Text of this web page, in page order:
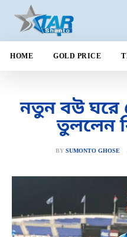
HOME GOLD PRICE
নতুন বউ ঘরে
তুললেন
BY SUMONTO GHOSE